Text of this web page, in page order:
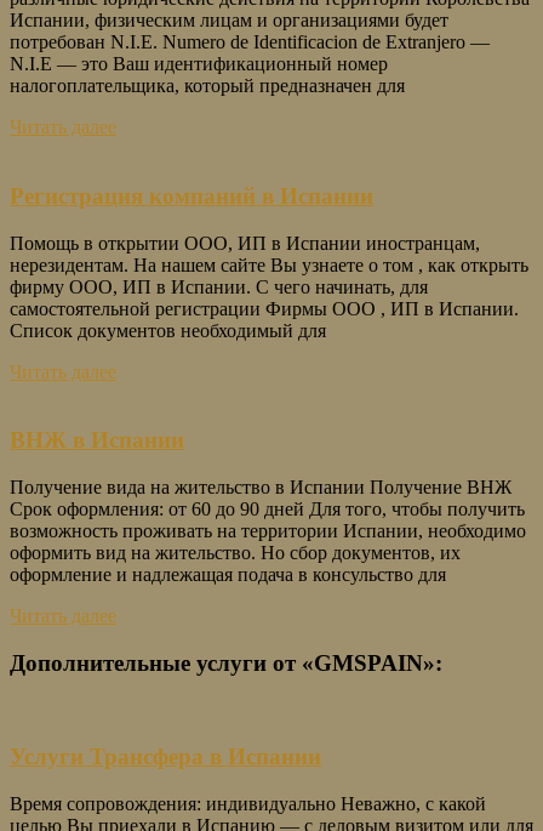
Испании, физическим лицам и организациями будет
потребован N.I.E. Numero de Identificacion de Extranjero —
N.I.E — это Ваш идентификационный номер
налогоплательщика, который предназначен для
Читать далее
Регистрация компаний в Испании
Помощь в открытии ООО, ИП в Испании иностранцам,
нерезидентам. На нашем сайте Вы узнаете о том , как открыть
фирму ООО, ИП в Испании. С чего начинать, для
самостоятельной регистрации Фирмы ООО , ИП в Испании.
Список документов необходимый для
Читать далее
ВНЖ в Испании
Получение вида на жительство в Испании Получение ВНЖ
Срок оформления: от 60 до 90 дней Для того, чтобы получить
возможность проживать на территории Испании, необходимо
оформить вид на жительство. Но сбор документов, их
оформление и надлежащая подача в консульство для
Читать далее
Дополнительные услуги от «GMSPAIN»:
Услуги Трансфера в Испании
Время сопровождения: индивидуально Неважно, с какой
целью Вы приехали в Испанию — с деловым визитом или для